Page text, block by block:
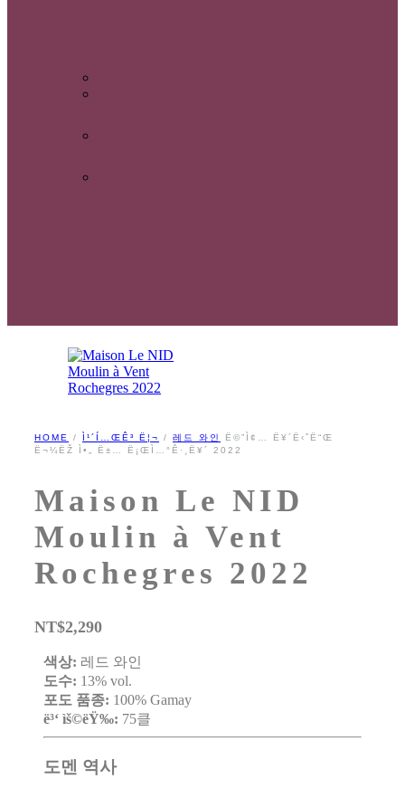
HOME / Ì¹´Í…ŒÊ³ Ë¦¬ / 레드 와인
Ë©”Ì¢… Ë¥´Ë‹ˆË“Œ
Ë¬¼ËŽ­ Ì•„ Ë±… Ë¡ŒÌ…°Ê·¸Ë¥´ 2022
Maison Le NID
Moulin à Vent
Rochegres 2022
NT$2,290
색상: 레드 와인
도수: 13% vol.
포도 품종: 100% Gamay
ë³‘ ìš©ëŸ‰: 75클
도멘 역사